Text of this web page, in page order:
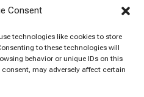
Consent
technologies like cookies to store
to these technologies will
behavior or unique IDs on this
may adversely affect certain